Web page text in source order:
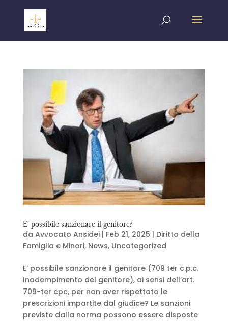
E’ possibile sanzionare il genitore?
da Avvocato Ansidei| Feb 21, 2025 | Diritto della
Famiglia e Minori, News, Uncategorized
E’ possibile sanzionare il genitore (709 ter c.p.c.
Inadempimento del genitore), ai sensi dell’art.
709-ter cpc, per non aver rispettato le
prescrizioni impartite dal giudice? Le sanzioni
previste dalla norma possono essere disposte